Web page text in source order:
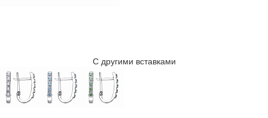
С другими вставками